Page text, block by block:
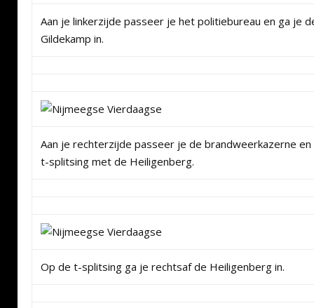
Aan je linkerzijde passeer je het politiebureau en ga je
Gildekamp in.
Aan je rechterzijde passeer je de brandweerkazerne
t-splitsing met de Heiligenberg.
Op de t-splitsing ga je rechtsaf de Heiligenberg in.